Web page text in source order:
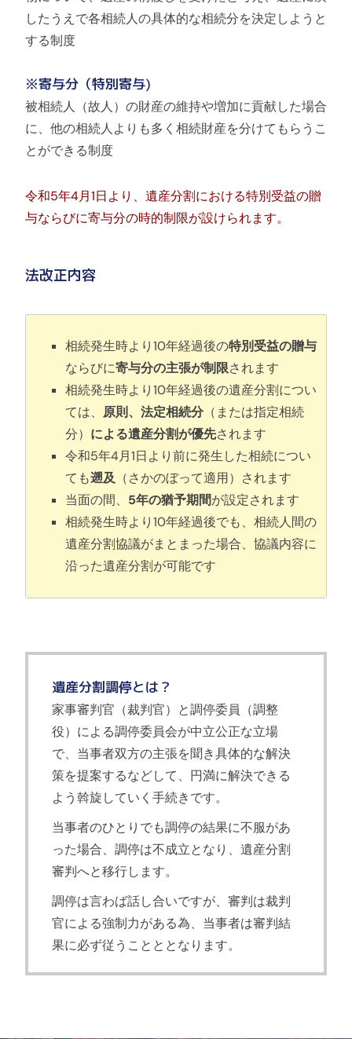
したうえで各相続人の具体的な相続分を決定しようと
する制度
※寄与分（特別寄与)
被相続人（故人）の財産の維持や増加に貢献した場合
に、他の相続人よりも多く相続財産を分けてもらうこ
とができる制度
令和5年4月1日より、遺産分割における特別受益の贈
与ならびに寄与分の時的制限が設けられます。
法改正内容
相続発生時より10年経過後の特別受益の贈与
ならびに寄与分の主張が制限されます
相続発生時より10年経過後の遺産分割につい
ては、 原則、法定相続分（または指定相続
分） による遺産分割が優先されます
令和5年4月1日より前に発生した相続につい
ても遡及 （さかのぼって適用）されます
当面の間、 5年の猶予期間が設定されます
相続発生時より10年経過後でも、相続人間の
遺産分割協議がまとまった場合、協議内容に
沿った遺産分割が可能です
遺産分割調停とは？
家事審判官（裁判官）と調停委員（調整
役）による調停委員会が中立公正な立場
で、当事者双方の主張を聞き具体的な解決
策を提案するなどして、円満に解決できる
よう斡旋していく手続きです。
当事者のひとりでも調停の結果に不服があ
った場合、調停は不成立となり、遺産分割
審判へと移行します。
調停は言わば話し合いですが、審判は裁判
官による強制力がある為、当事者は審判結
果に必ず従うことととなります。